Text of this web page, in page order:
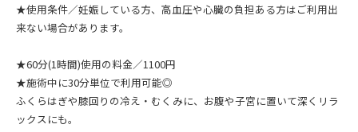
★使用条件／妊娠している方、高血圧や心臓の負担ある方はご利用出
来ない場合があります。
★60分(1時間)使用の料金／1100円
★施術中に30分単位で利用可能◎
ふくらはぎや膝回りの冷え・むくみに、お腹や子宮に置いて深くリラ
ックスにも。